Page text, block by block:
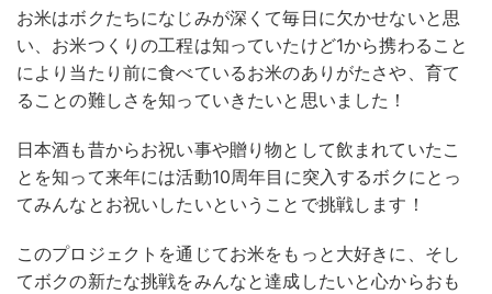
お米はボクたちになじみが深くて毎日に欠かせないと思
い、お米つくりの工程は知っていたけど1から携わること
により当たり前に食べているお米のありがたさや、育て
ることの難しさを知っていきたいと思いました！
日本酒も昔からお祝い事や贈り物として飲まれていたこ
とを知って来年には活動10周年目に突入するボクにとっ
てみんなとお祝いしたいということで挑戦します！
このプロジェクトを通じてお米をもっと大好きに、そし
てボクの新たな挑戦をみんなと達成したいと心からおも